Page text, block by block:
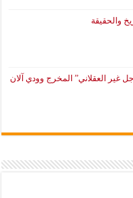
المخرج وودي آلان